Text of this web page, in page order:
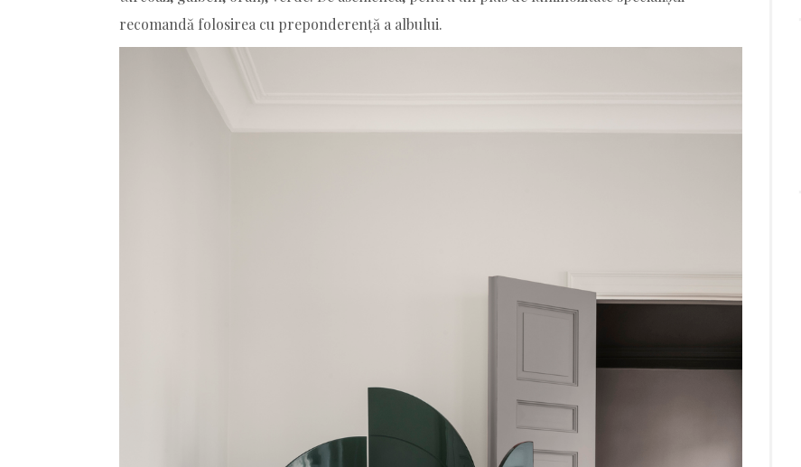
recomandă folosirea cu preponderență a albului.